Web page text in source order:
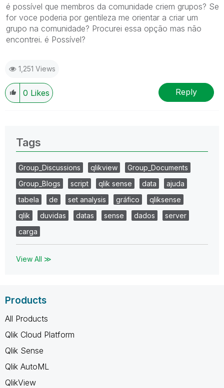
é possível que membros da comunidade criem grupos? Se
for voce poderia por gentileza me orientar a criar um
grupo na comunidade? Procurei essa opção mas não
encontrei. é Possível?
1,251 Views
0 Likes Reply
Tags
Group_Discussions qlikview
Group_Documents
Group_Blogs
script qlik sense data
ajuda
tabela
de set analysis gráfico
qliksense
qlik
duvidas datas sense dados
server
carga
View All ≫
Products
All Products
Qlik Cloud Platform
Qlik Sense
Qlik AutoML
QlikView